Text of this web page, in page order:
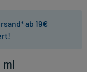
ab 19€
ml